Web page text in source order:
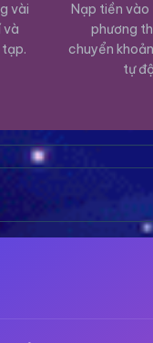
vài
và
Nạp tiền
phương
chuyển
tự